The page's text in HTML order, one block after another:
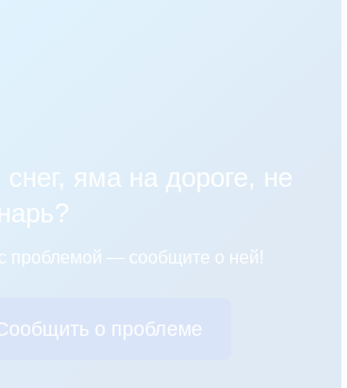
яма на дороге, не
проблемой — сообщите о ней!
о проблеме